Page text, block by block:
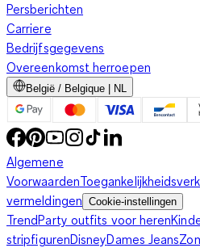
Persberichten
Carriere
Bedrijfsgegevens
Overeenkomst herroepen
België / Belgique | NL
Algemene
Voorwaarden
vermeldingen Cookie-instellingen
TrendParty outfits voor heren
stripfigurenDisneyDames Jeans